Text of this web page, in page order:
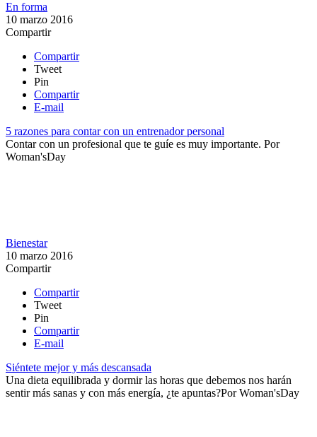
En forma
10 marzo 2016
Compartir
Compartir
Tweet
Pin
Compartir
E-mail
5 razones para contar con un entrenador personal
​Contar con un profesional que te guíe es muy importante. Por
Woman'sDay
Bienestar
10 marzo 2016
Compartir
Compartir
Tweet
Pin
Compartir
E-mail
Siéntete mejor y más descansada
​Una dieta equilibrada y dormir las horas que debemos nos harán
sentir más sanas y con más energía, ¿te apuntas?​PorWoman'sDay